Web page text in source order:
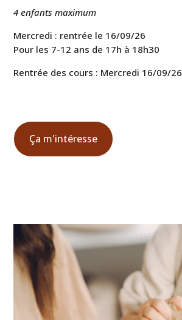
4 enfants maximum
Mercredi : rentrée le 16/09/26
Pour les 7-12 ans de 17h à 18h30
Rentrée des cours : Mercredi 16/09/26
Ça m'intéresse